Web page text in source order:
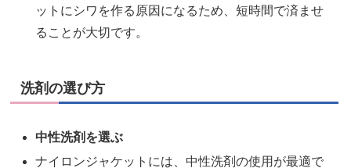
ットにシワを作る原因になるため、短時間で済ませ
ることが大切です。
洗剤の選び方
中性洗剤を選ぶ
ナイロンジャケットには、中性洗剤の使用が最適で